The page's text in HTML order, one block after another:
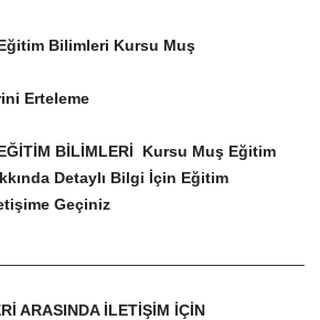
Bilimleri Kursu Muş
Erteleme
BİLİMLERİ Kursu Muş Eğitim
Detaylı Bilgi İçin Eğitim
Geçiniz
ARASINDA İLETİŞİM İÇİN